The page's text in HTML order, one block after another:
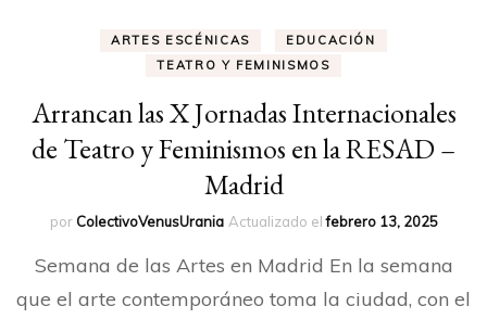
ARTES ESCÉNICAS
EDUCACIÓN
TEATRO Y FEMINISMOS
Arrancan las X Jornadas Internacionales
de Teatro y Feminismos en la RESAD –
Madrid
porColectivoVenusUrania Actualizado elfebrero 13, 2025
Semana de las Artes en Madrid En la semana
que el arte contemporáneo toma la ciudad, con el